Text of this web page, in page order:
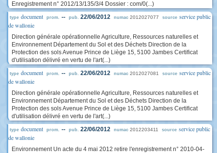
Enregistrement n° 2012/13/135/3/4 Dossier : com/0(...)
type document prom. -- pub. 22/06/2012 numac 2012027077 source service public
de wallonie
Direction générale opérationnelle Agriculture, Ressources naturelles et
Environnement Département du Sol et des Déchets Direction de la
Protection des sols Avenue Prince de Liège 15, 5100 Jambes Certificat
d'utilisation délivré en vertu de l'art(...)
type document prom. -- pub. 22/06/2012 numac 2012027081 source service public
de wallonie
Direction générale opérationnelle Agriculture, Ressources naturelles et
Environnement Département du Sol et des Déchets Direction de la
Protection des sols Avenue Prince de Liège 15, 5100 Jambes Certificat
d'utilisation délivré en vertu de l'art(...)
type document prom. -- pub. 22/06/2012 numac 2012203411 source service public
de wallonie
Environnement Un acte du 4 mai 2012 retire l'enregistrement n° 2010-04-